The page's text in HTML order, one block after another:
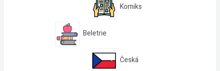
Komiks
Beletrie
Česká